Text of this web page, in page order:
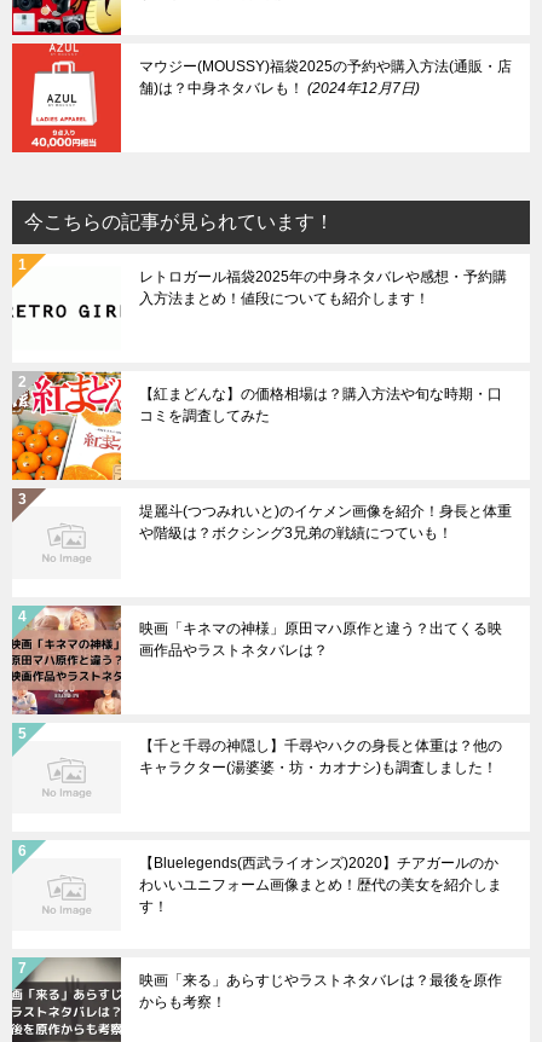
マウジー(MOUSSY)福袋2025の予約や購入方法(通販・店
舗)は？中身ネタバレも！
2024年12月7日
今こちらの記事が見られています！
レトロガール福袋2025年の中身ネタバレや感想・予約購
入方法まとめ！値段についても紹介します！
【紅まどんな】の価格相場は？購入方法や旬な時期・口
コミを調査してみた
堤麗斗(つつみれいと)のイケメン画像を紹介！身長と体重
や階級は？ボクシング3兄弟の戦績につていも！
映画「キネマの神様」原田マハ原作と違う？出てくる映
画作品やラストネタバレは？
【千と千尋の神隠し】千尋やハクの身長と体重は？他の
キャラクター(湯婆婆・坊・カオナシ)も調査しました！
【Bluelegends(西武ライオンズ)2020】チアガールのか
わいいユニフォーム画像まとめ！歴代の美女を紹介しま
す！
映画「来る」あらすじやラストネタバレは？最後を原作
からも考察！